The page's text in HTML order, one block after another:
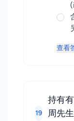
查看
19
持有
周先